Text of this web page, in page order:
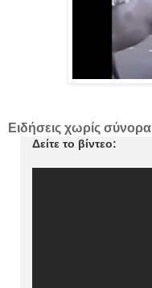
Ειδήσεις χωρίς σύνορα
Δείτε το βίντεο: